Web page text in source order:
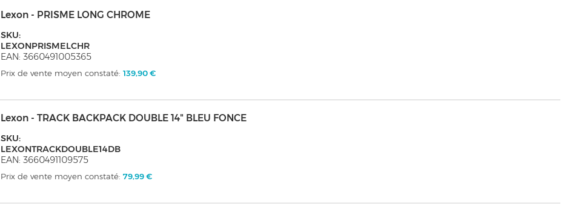
Lexon - PRISME LONG CHROME
SKU:
LEXONPRISMELCHR
EAN: 3660491005365
Prix de vente moyen constaté:139,90 €
Lexon - TRACK BACKPACK DOUBLE 14" BLEU FONCE
SKU:
LEXONTRACKDOUBLE14DB
EAN: 3660491109575
Prix de vente moyen constaté:79,99 €